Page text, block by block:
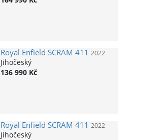
Royal Enfield SCRAM 411 2022
Jihočeský
136 990 Kč
Royal Enfield SCRAM 411 2022
Jihočeský